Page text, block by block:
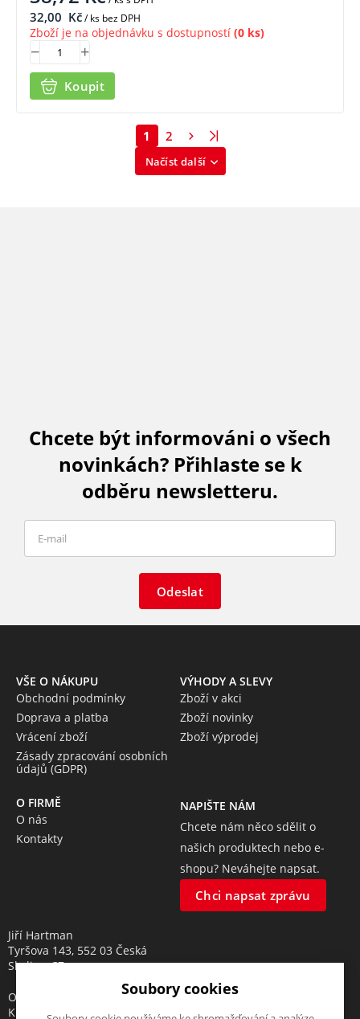
32,00 Kč/ ks bez DPH
Zboží je na objednávku s dostupností (0 ks)
Koupit
Načíst další
1 2
Chcete být informováni o všech
novinkách? Přihlaste se k
odběru newsletteru.
Odeslat
VŠE O NÁKUPU
Obchodní podmínky
Doprava a platba
Vrácení zboží
Zásady zpracování osobních
údajů (GDPR)
VÝHODY A SLEVY
Zboží v akci
Zboží novinky
Zboží výprodej
O FIRMĚ
O nás
Kontakty
NAPIŠTE NÁM
Chcete nám něco sdělit o
našich produktech nebo e-
shopu? Neváhejte napsat.
Chci napsat zprávu
Jiří Hartman
Tyršova 143, 552 03 Česká
Skalice, CZ
Obchodní rejstřík vedený u
Krajského soudu v Hradci
Soubory cookies